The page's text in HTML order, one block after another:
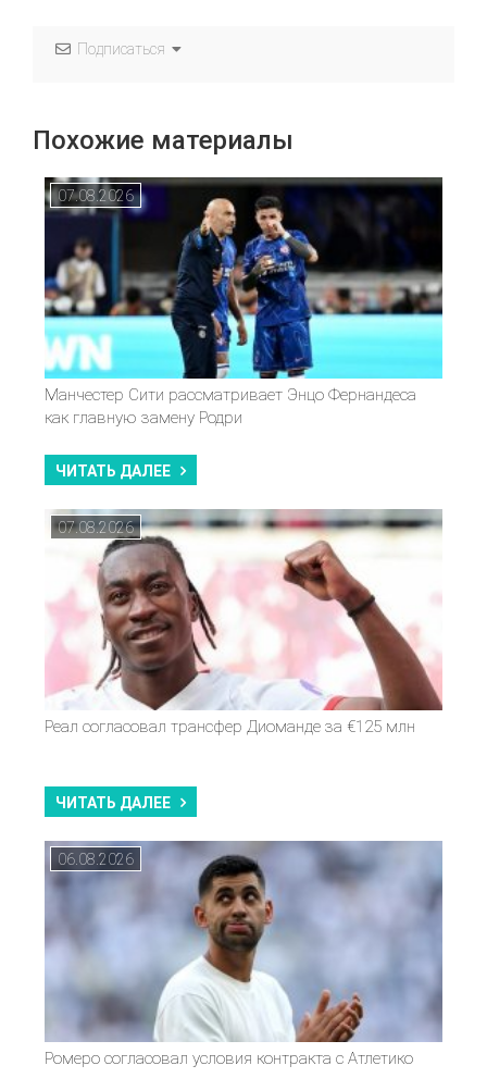
Подписаться
Похожие материалы
07.08.2026
Манчестер Сити рассматривает Энцо Фернандеса
как главную замену Родри
ЧИТАТЬ ДАЛЕЕ
07.08.2026
Реал согласовал трансфер Диоманде за €125 млн
ЧИТАТЬ ДАЛЕЕ
06.08.2026
Ромеро согласовал условия контракта с Атлетико